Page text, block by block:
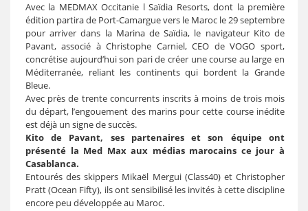
Avec la MEDMAX Occitanie l Saïdia Resorts, dont la première
édition partira de Port-Camargue vers le Maroc le 29 septembre
pour arriver dans la Marina de Saïdia, le navigateur Kito de
Pavant, associé à Christophe Carniel, CEO de VOGO sport,
concrétise aujourd’hui son pari de créer une course au large en
Méditerranée, reliant les continents qui bordent la Grande
Bleue.
Avec près de trente concurrents inscrits à moins de trois mois
du départ, l’engouement des marins pour cette course inédite
est déjà un signe de succès.
Kito de Pavant, ses partenaires et son équipe ont
présenté la Med Max aux médias marocains ce jour à
Casablanca.
Entourés des skippers Mikaël Mergui (Class40) et Christopher
Pratt (Ocean Fifty), ils ont sensibilisé les invités à cette discipline
encore peu développée au Maroc.